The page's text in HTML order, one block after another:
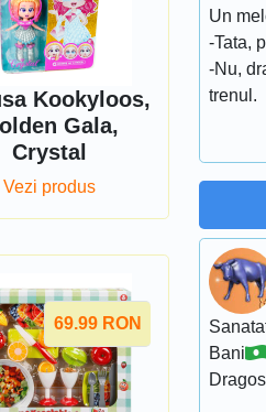
Kookyloos,
Gala,
Crystal
Vezi produs
69.99 RON
Un
-Tata,
-Nu,
trenul.
Bani